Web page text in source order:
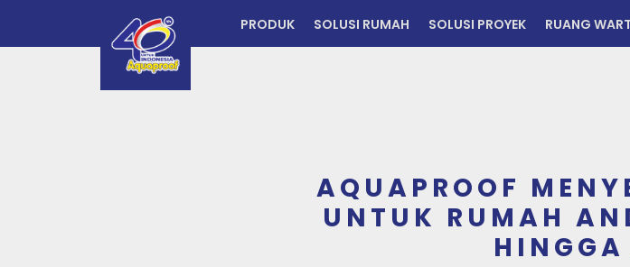
PRODUK SOLUSI RUMAH SOLUSI PROYEK RUANG
AQUAPROOF
UNTUK RUMAH